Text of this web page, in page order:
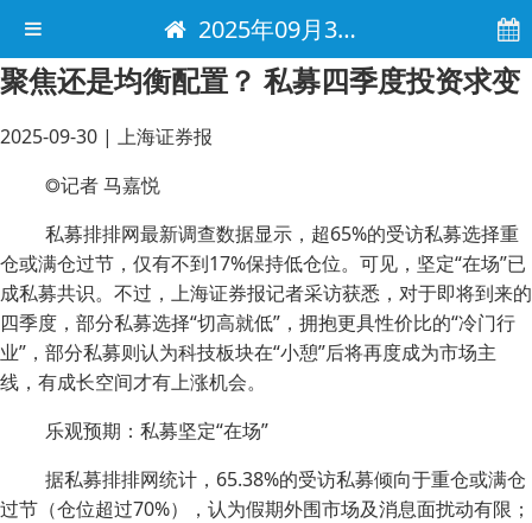
2025年09月30日 电子报
聚焦还是均衡配置？ 私募四季度投资求变
2025-09-30 | 上海证券报
◎记者 马嘉悦
私募排排网最新调查数据显示，超65%的受访私募选择重
仓或满仓过节，仅有不到17%保持低仓位。可见，坚定“在场”已
成私募共识。不过，上海证券报记者采访获悉，对于即将到来的
四季度，部分私募选择“切高就低”，拥抱更具性价比的“冷门行
业”，部分私募则认为科技板块在“小憩”后将再度成为市场主
线，有成长空间才有上涨机会。
乐观预期：私募坚定“在场”
据私募排排网统计，65.38%的受访私募倾向于重仓或满仓
过节（仓位超过70%），认为假期外围市场及消息面扰动有限；